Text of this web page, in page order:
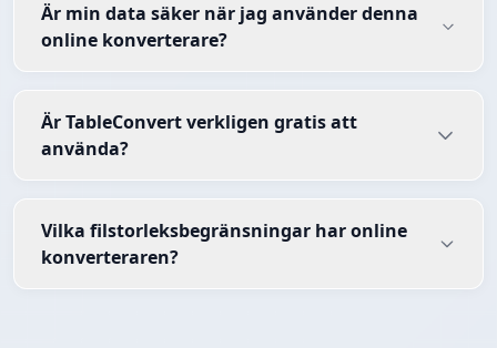
Är min data säker när jag använder denna
online konverterare?
Är TableConvert verkligen gratis att
använda?
Vilka filstorleksbegränsningar har online
konverteraren?